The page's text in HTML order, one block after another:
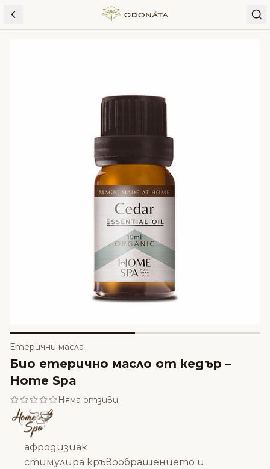
Skip to content
Етерични масла
Био етерично масло от кедър –
Home Spa
Няма отзиви
афродизиак
стимулира кръвообращението и